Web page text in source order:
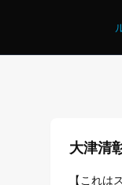
大津清
【これは